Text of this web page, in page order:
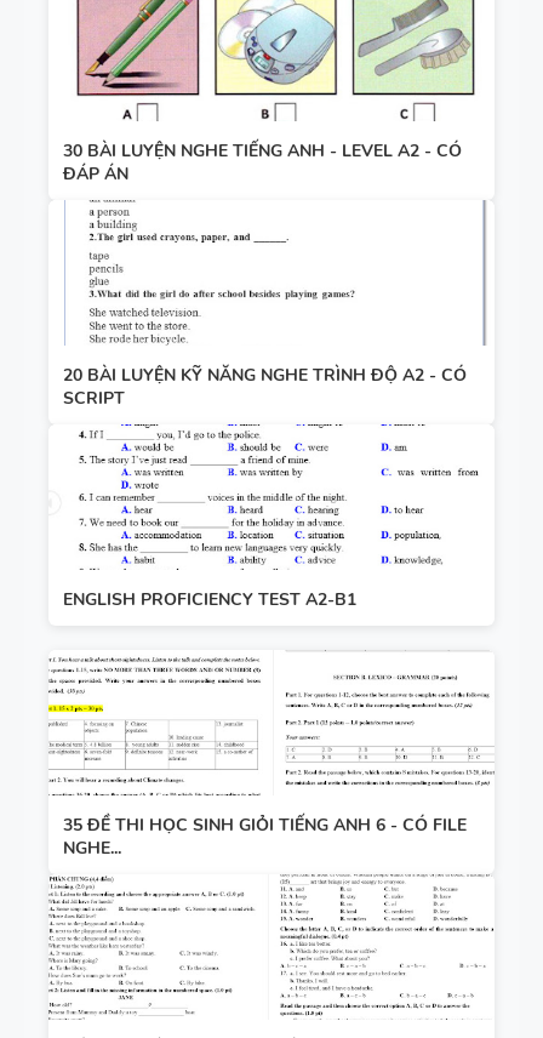
30 BÀI LUYỆN NGHE TIẾNG ANH - LEVEL A2 - CÓ
ĐÁP ÁN
20 BÀI LUYỆN KỸ NĂNG NGHE TRÌNH ĐỘ A2 - CÓ
SCRIPT
ENGLISH PROFICIENCY TEST A2-B1
35 ĐỀ THI HỌC SINH GIỎI TIẾNG ANH 6 - CÓ FILE
NGHE...